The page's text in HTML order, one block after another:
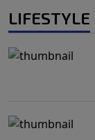
LIFESTYLE